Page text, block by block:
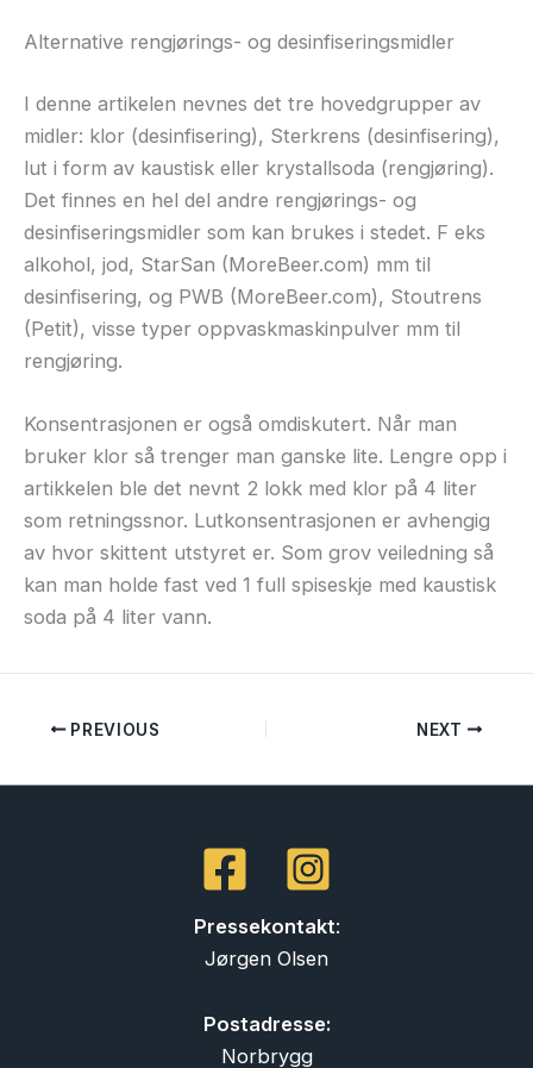
Alternative rengjørings- og desinfiseringsmidler
I denne artikelen nevnes det tre hovedgrupper av
midler: klor (desinfisering), Sterkrens (desinfisering),
lut i form av kaustisk eller krystallsoda (rengjøring).
Det finnes en hel del andre rengjørings- og
desinfiseringsmidler som kan brukes i stedet. F eks
alkohol, jod, StarSan (MoreBeer.com) mm til
desinfisering, og PWB (MoreBeer.com), Stoutrens
(Petit), visse typer oppvaskmaskinpulver mm til
rengjøring.
Konsentrasjonen er også omdiskutert. Når man
bruker klor så trenger man ganske lite. Lengre opp i
artikkelen ble det nevnt 2 lokk med klor på 4 liter
som retningssnor. Lutkonsentrasjonen er avhengig
av hvor skittent utstyret er. Som grov veiledning så
kan man holde fast ved 1 full spiseskje med kaustisk
soda på 4 liter vann.
PREVIOUS NEXT
Pressekontakt:
Jørgen Olsen
Postadresse:
Norbrygg